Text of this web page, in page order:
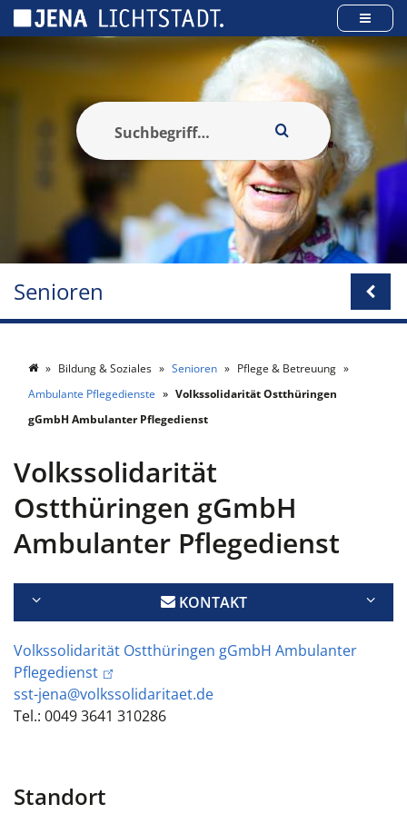
Senioren
Bildung & Soziales Senioren
Pflege & Betreuung
Ambulante Pflegedienste
Volkssolidarität Ostthüringen
gGmbH Ambulanter Pflegedienst
Volkssolidarität
Ostthüringen gGmbH
Ambulanter Pflegedienst
KONTAKT
Volkssolidarität Ostthüringen gGmbH Ambulanter
Pflegedienst
sst-jena@volkssolidaritaet.de
Tel.: 0049 3641 310286
Standort
Cookie-Einstellungen